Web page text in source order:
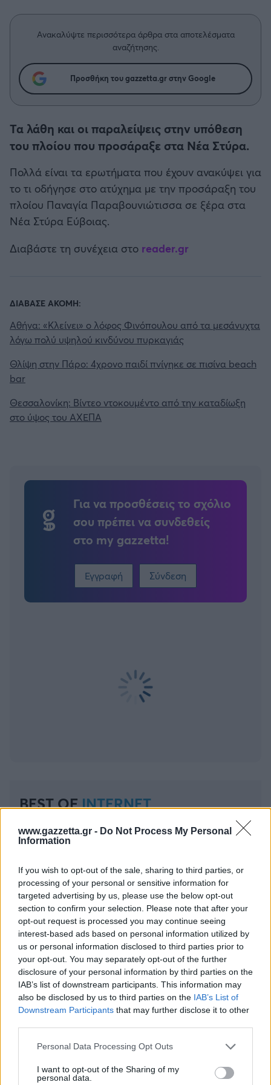
www.gazzetta.gr - Do Not Process My Personal
Information
If you wish to opt-out of the sale, sharing to third parties, or
processing of your personal or sensitive information for
targeted advertising by us, please use the below opt-out
section to confirm your selection. Please note that after your
opt-out request is processed you may continue seeing
interest-based ads based on personal information utilized by
us or personal information disclosed to third parties prior to
your opt-out. You may separately opt-out of the further
disclosure of your personal information by third parties on the
IAB’s list of downstream participants. This information may
also be disclosed by us to third parties on the IAB’s List of
Downstream Participants that may further disclose it to other
Please note that this website/app uses one or more Google
not limited to your visit or usage behaviour. You may click to
grant or deny consent to Google and its third-party tags to
Personal Data Processing Opt Outs
I want to opt-out of the Sharing of my
personal data.
Άρης
ΟΦΗ
Ατρόμητος Αθηνών
Αστέρας Τρίπολης
Παναιτωλικός
Μπαρτσελόνα
Ατλέτικο Μαδρίτης
Λίβερπουλ
Τσέλσι
Γιουβέντους
Μια Ιστορία από την Πόλη
Ανακαλύψτε περισσότερα άρθρα στα αποτελέσματα
αναζήτησης.
Προσθήκη του gazzetta.gr στην Google
Τα λάθη και οι παραλείψεις στην υπόθεση
του πλοίου που προσάραξε στα Νέα Στύρα.
Πολλά είναι τα ερωτήματα που έχουν ανακύψει για
το τι οδήγησε στο ατύχημα με την προσάραξη του
πλοίου Παναγία Παραβουνιώτισσα σε ξέρα στα
Νέα Στύρα Εύβοιας.
Διαβάστε τη συνέχεια στο reader.gr
ΔΙΑΒΑΣΕ ΑΚΟΜΗ:
Αθήνα: «Κλείνει» ο λόφος Φινόπουλου από τα μεσάνυχτα
λόγω πολύ υψηλού κινδύνου πυρκαγιάς
Θλίψη στην Πάρο: 4χρονο παιδί πνίγηκε σε πισίνα beach
bar
Θεσσαλονίκη: Βίντεο ντοκουμέντο από την καταδίωξη
στο ύψος του ΑΧΕΠΑ
Για να προσθέσεις το σχόλιο
σου πρέπει να συνδεθείς
στο my gazzetta!
Εγγραφή Σύνδεση
BEST OFINTERNET
Πέρα από τη Λισαβόνα: 10 μαγευτικοί προορισμοί
Το καλά κρυμμένο μυστικό της Κρήτης: Το φαράγγι
των Αγίων και η μαγευτική παραλία στο Λιβυκό